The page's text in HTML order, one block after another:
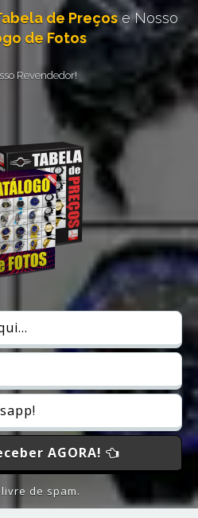
de Preçose Nosso
de Fotos
Revendedor!
AGORA!
livre de spam.